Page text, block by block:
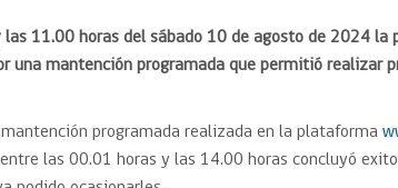
Bases Tipo de Licitación
Trato directo
Convenio Marco
Subasta inversa
las 11.00 horas del sábado 10 de agosto de 2024
una mantención programada que permitió realizar
mantención programada realizada en la plataforma
las 00.01 horas y las 14.00 horas concluyó